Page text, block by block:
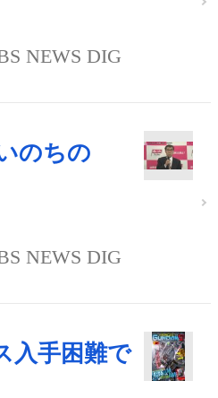
NEWS DIG
のちの
NEWS DIG
入手困難で